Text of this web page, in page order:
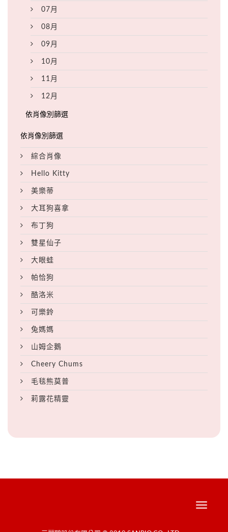
07月
08月
09月
10月
11月
12月
綜合肖像
Hello Kitty
美樂蒂
大耳狗喜拿
布丁狗
雙星仙子
大眼蛙
帕恰狗
酷洛米
可樂鈴
兔媽媽
山姆企鵝
Cheery Chums
毛毯熊莫普
莉露花精靈
Toggle